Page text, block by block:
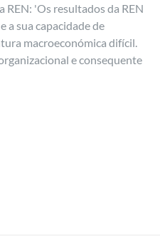
REN: 'Os resultados da REN
a sua capacidade de
macroeconómica difícil.
e consequente